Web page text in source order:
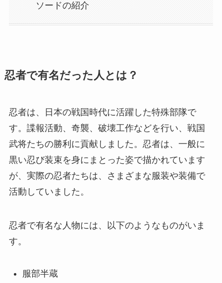
ソードの紹介
忍者で有名だった人とは？
忍者は、日本の戦国時代に活躍した特殊部隊で
す。諜報活動、奇襲、破壊工作などを行い、戦国
武将たちの勝利に貢献しました。忍者は、一般に
黒い忍び装束を身にまとった姿で描かれています
が、実際の忍者たちは、さまざまな服装や装備で
活動していました。
忍者で有名な人物には、以下のようなものがいま
す。
服部半蔵